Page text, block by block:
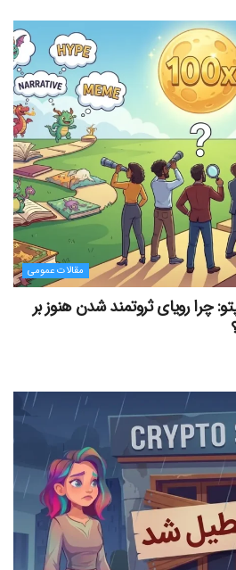
مقالات عمومی
در کریپتو: چرا رویای ثروتمند شدن هنوز بر